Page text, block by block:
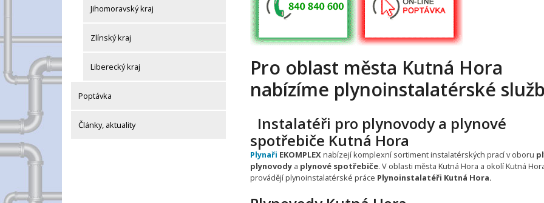
Jihomoravský kraj
Zlínský kraj
Liberecký kraj
Poptávka
Články, aktuality
Pro oblast města Kutná Hora
nabízíme plynoinstalatérské
Instalatéři pro plynovody a plynové
spotřebiče Kutná Hora
Plynaři EKOMPLEXnabízejí komplexní sortiment instalatérských prací v oboru
plynovody a plynové spotřebiče. V oblasti města Kutná Hora a okolí Kutná
provádějí plynoinstalatérské práce Plynoinstalatéři Kutná Hora.